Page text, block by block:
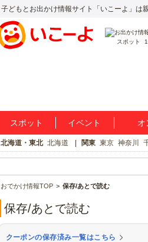
子どもとお出かけ情報サイト「いこーよ」は
スポット
スポット イベント オ
北海道・東北 北海道 関東 東京 神奈川
おでかけ情報TOP 保存/あとで読む
保存/あとで読む
クーポンの保存済み一覧はこちら